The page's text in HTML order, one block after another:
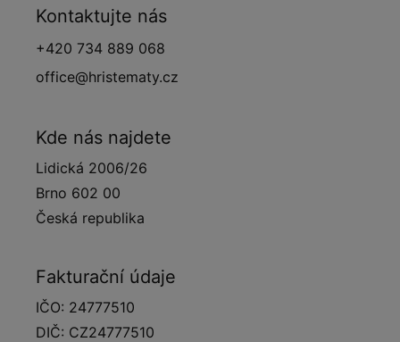
Kontaktujte nás
+420 734 889 068
office@hristematy.cz
Kde nás najdete
Lidická 2006/26
Brno 602 00
Česká republika
Fakturační údaje
IČO: 24777510
DIČ: CZ24777510